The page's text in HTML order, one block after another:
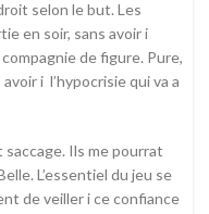
selon le but. Les
en soir, sans avoir i
de figure. Pure,
i l’hypocrisie qui va a
Ils me pourrat
L’essentiel du jeu se
de veiller i ce confiance